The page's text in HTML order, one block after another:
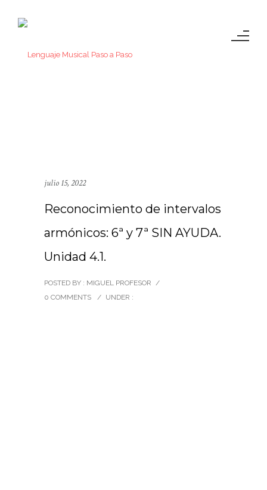
julio 15, 2022
Reconocimiento de intervalos
armónicos: 6ª y 7ª SIN AYUDA.
Unidad 4.1.
POSTED BY : MIGUEL PROFESOR /
0 COMMENTS
/ UNDER :